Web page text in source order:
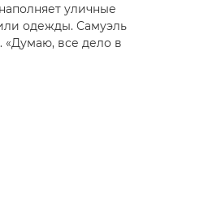
уличные
одежды. Самуэль
«Думаю, все дело в